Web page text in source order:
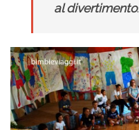
al divertimento.